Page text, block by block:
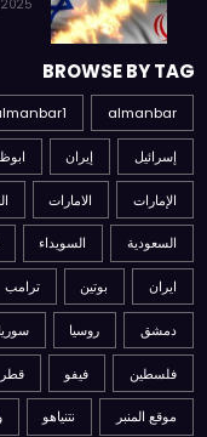
BROWSE BY TAG
almanbar
إسرائيل إيران
الإمارات الامارات
السعودية السويداء
ايران بوتين ترامب
دمشق روسيا سوريا
فلسطين فيفو قطر
موقع المنبر نتنياهو